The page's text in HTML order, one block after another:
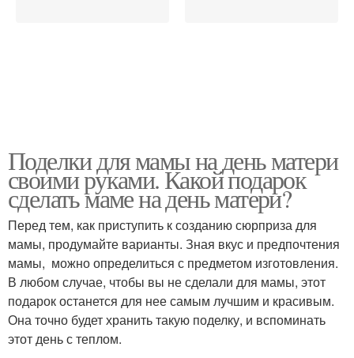
Поделки для мамы на день матери
своими руками. Какой подарок
сделать маме на день матери?
Перед тем, как приступить к созданию сюрприза для
мамы, продумайте варианты. Зная вкус и предпочтения
мамы, можно определиться с предметом изготовления.
В любом случае, чтобы вы не сделали для мамы, этот
подарок останется для нее самым лучшим и красивым.
Она точно будет хранить такую поделку, и вспоминать
этот день с теплом.